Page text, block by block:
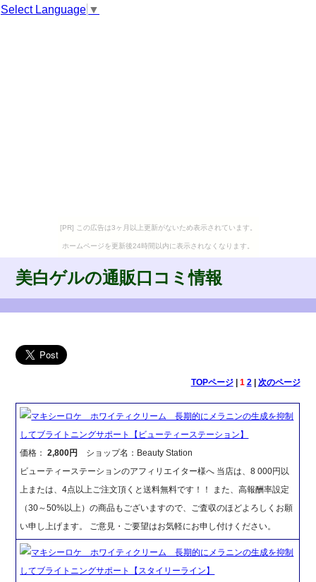
Select Language ▼
[PR] この広告は3ヶ月以上更新がないため表示されています。
ホームページを更新後24時間以内に表示されなくなります。
美白ゲルの通販口コミ情報
TOPページ| 1 2| 次のページ
マキシーロケ ホワイティクリーム 長期的にメラニンの生成を抑制
してブライトニングサポート【ビューティーステーション】
価格：2,800円
ショップ名：Beauty Station
ビューティーステーションのアフィリエイター様へ 当店は、8 000円以
上または、4点以上ご注文頂くと送料無料です！！ また、高報酬率設定
（30～50%以上）の商品もございますので、ご査収のほどよろしくお願
い申し上げます。 ご意見・ご要望はお気軽にお申し付けください。
マキシーロケ ホワイティクリーム 長期的にメラニンの生成を抑制
してブライトニングサポート【スタイリーライン】